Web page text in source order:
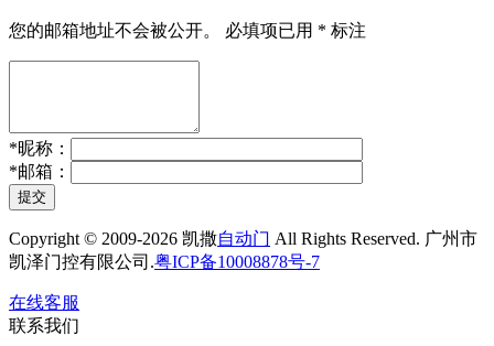
您的邮箱地址不会被公开。 必填项已用 * 标注
*昵称：
*邮箱：
提交
Copyright © 2009-2026 凯撒自动门 All Rights Reserved. 广州市
凯泽门控有限公司.粤ICP备10008878号-7
在线客服
联系我们